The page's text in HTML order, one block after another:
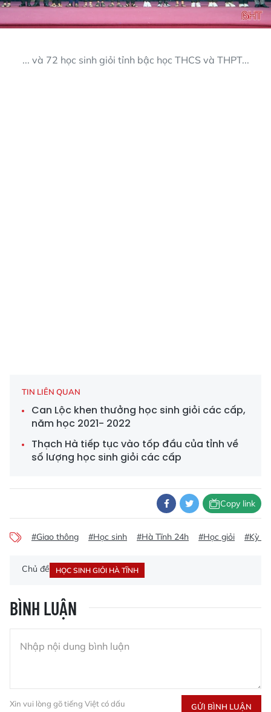
... và 72 học sinh giỏi tỉnh bậc học THCS và THPT...
TIN LIÊN QUAN
Can Lộc khen thưởng học sinh giỏi các cấp,
năm học 2021- 2022
Thạch Hà tiếp tục vào tốp đầu của tỉnh về
số lượng học sinh giỏi các cấp
Copy link
#Giao thông #Học sinh #Hà Tĩnh 24h #Học giỏi #Kỳ
Chủ đề HỌC SINH GIỎI HÀ TĨNH
BÌNH LUẬN
Xin vui lòng gõ tiếng Việt có dấu GỬI BÌNH LUẬN